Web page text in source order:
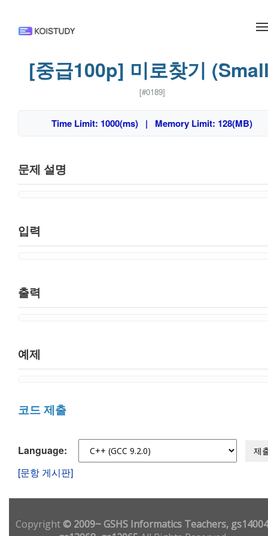
[중급100p] 미로찾기
[#0189]
Time Limit: 1000(ms) | Memory Limit: 128(MB)
문제 설명
입력
출력
예제
코드 제출
Language: 제
[문항 게시판]
Copyright© 2009~ GSHS Informatics Teachers,